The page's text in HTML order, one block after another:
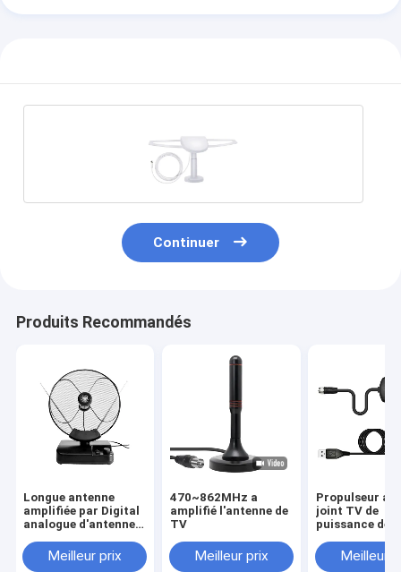
Continuer
Produits Recommandés
Longue antenne
amplifiée par Digital
analogue d'antenne
28dBi TV avec le
propulseur
Meilleur prix
470~862MHz a
amplifié l'antenne de
TV
Meilleur prix
Propulseur
joint TV de
puissance de
signal de
15/25dBi
Meilleur